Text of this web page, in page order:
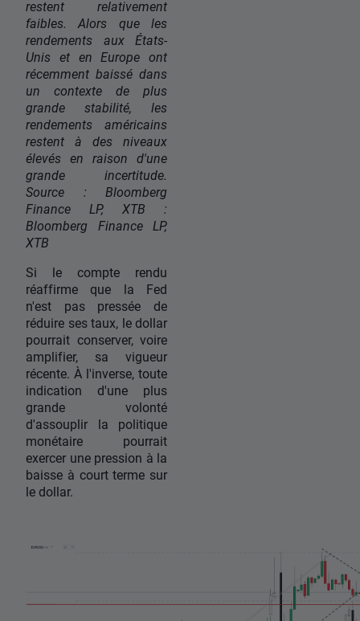
restent relativement
faibles. Alors que les
rendements aux États-
Unis et en Europe ont
récemment baissé dans
un contexte de plus
grande stabilité, les
rendements américains
restent à des niveaux
élevés en raison d'une
grande incertitude.
Source : Bloomberg
Finance LP, XTB :
Bloomberg Finance LP,
XTB
Si le compte rendu
réaffirme que la Fed
n'est pas pressée de
réduire ses taux, le dollar
pourrait conserver, voire
amplifier, sa vigueur
récente. À l'inverse, toute
indication d'une plus
grande volonté
d'assouplir la politique
monétaire pourrait
exercer une pression à la
baisse à court terme sur
le dollar.